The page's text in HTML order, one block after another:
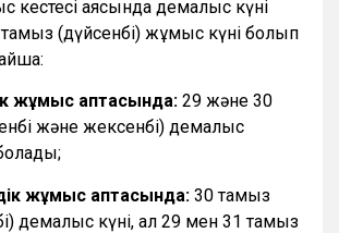
кестесі аясында демалыс күні
(дүйсенбі) жұмыс күні болып
жұмыс аптасында: 29 және 30
және жексенбі) демалыс
жұмыс аптасында: 30 тамыз
демалыс күні, ал 29 мен 31 тамыз